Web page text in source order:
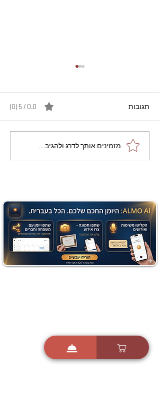
מתכון מנצח עוגת מייפל
שוקולד בחושה וקלה - זיוה
תגובות 0.0 / 5 ‏(0)
מזמינים אותך לדרג ולהגיב...